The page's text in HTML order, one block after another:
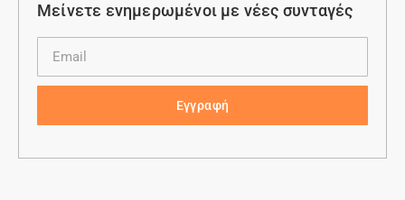
Μείνετε ενημερωμένοι με νέες συνταγές
Εγγραφή